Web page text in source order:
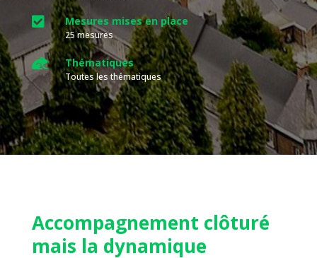
 Mesures mises en place
25 mesures
 Thématiques
Toutes les thématiques
Accompagnement clôturé
mais la dynamique